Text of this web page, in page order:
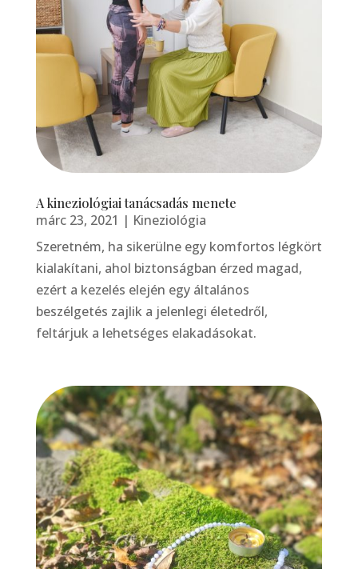
A kineziológiai tanácsadás menete
márc 23, 2021 | Kineziológia
Szeretném, ha sikerülne egy komfortos légkört
kialakítani, ahol biztonságban érzed magad,
ezért a kezelés elején egy általános
beszélgetés zajlik a jelenlegi életedről,
feltárjuk a lehetséges elakadásokat.